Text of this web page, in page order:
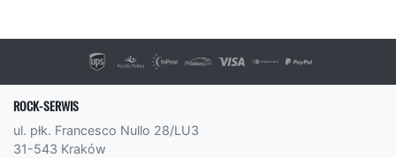
ROCK-SERWIS
ul. płk. Francesco Nullo 28/LU3
31-543 Kraków